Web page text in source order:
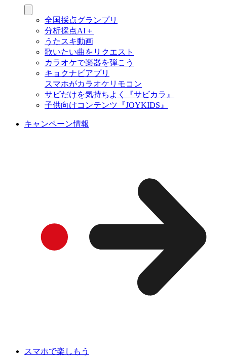
全国採点グランプリ
分析採点AI＋
うたスキ動画
歌いたい曲をリクエスト
カラオケで楽器を弾こう
キョクナビアプリ
スマホがカラオケリモコン
サビだけを気持ちよく『サビカラ』
子供向けコンテンツ『JOYKIDS』
キャンペーン情報
スマホで楽しもう